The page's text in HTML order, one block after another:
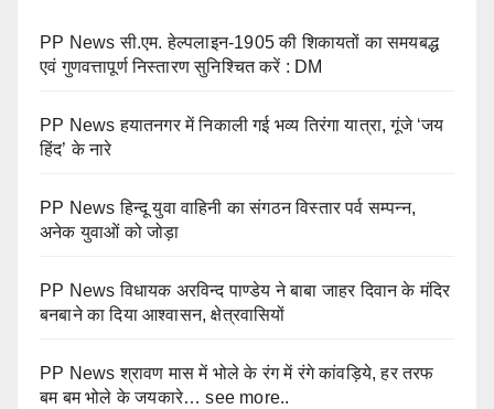
PP News सी.एम. हेल्पलाइन-1905 की शिकायतों का समयबद्ध
एवं गुणवत्तापूर्ण निस्तारण सुनिश्चित करें : DM
PP News हयातनगर में निकाली गई भव्य तिरंगा यात्रा, गूंजे ‘जय
हिंद’ के नारे
PP News हिन्दू युवा वाहिनी का संगठन विस्तार पर्व सम्पन्न,
अनेक युवाओं को जोड़ा
PP News विधायक अरविन्द पाण्डेय ने बाबा जाहर दिवान के मंदिर
बनबाने का दिया आश्वासन, क्षेत्रवासियों
PP News श्रावण मास में भोले के रंग में रंगे कांवड़िये, हर तरफ
बम बम भोले के जयकारे… see more..